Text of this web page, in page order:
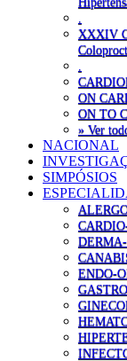
XXXIV
ON
ON TO
» Ver
NACIONAL
SIMPÓSIOS
ENDO-